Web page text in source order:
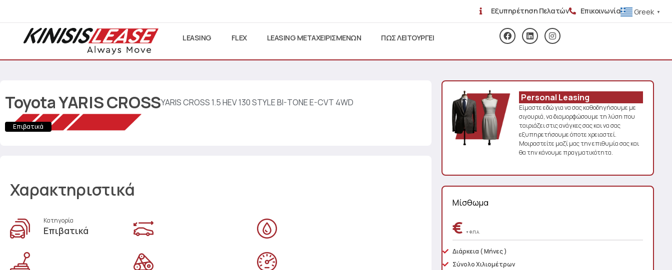
Εξυπηρέτηση Πελατών Επικοινωνία Greek ▼
LEASING FLEX LEASING ΜΕΤΑΧΕΙΡΙΣΜΕΝΩΝ ΠΩΣ ΛΕΙΤΟΥΡΓΕΙ
ToyotaYARIS CROSSYARIS CROSS 1.5 HEV 130 STYLE BI-TONE E-CVT 4WD
Επιβατικά
Χαρακτηριστικά
Κατηγορία
Επιβατικά
Personal Leasing
Είμαστε εδώ για να σας καθοδηγήσουμε με
σιγουριά, να διαμορφώσουμε τη λύση που
ταιριάζει στις ανάγκες σας και να σας
εξυπηρετήσουμε όποτε χρειαστεί.
Μοιραστείτε μαζί μας την επιθυμία σας και
θα την κάνουμε πραγματικότητα.
Μίσθωμα
€+ Φ.Π.Α.
Διάρκεια ( Μήνες )
Σύνολο Χιλιομέτρων